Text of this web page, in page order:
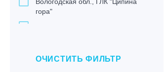
гора"
Екатеринбург, ГЛЦ «Уктус»
ОЧИСТИТЬ ФИЛЬТР